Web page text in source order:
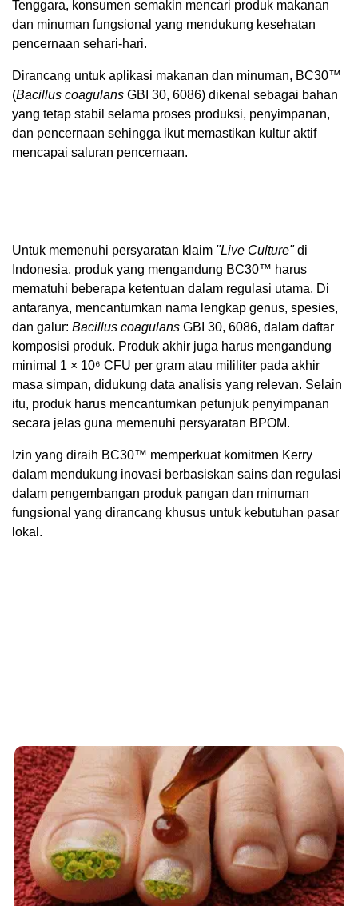
Tenggara, konsumen semakin mencari produk makanan
dan minuman fungsional yang mendukung kesehatan
pencernaan sehari-hari.
Dirancang untuk aplikasi makanan dan minuman, BC30™
(Bacillus coagulans GBI 30, 6086) dikenal sebagai bahan
yang tetap stabil selama proses produksi, penyimpanan,
dan pencernaan sehingga ikut memastikan kultur aktif
mencapai saluran pencernaan.
Untuk memenuhi persyaratan klaim "Live Culture" di
Indonesia, produk yang mengandung BC30™ harus
mematuhi beberapa ketentuan dalam regulasi utama. Di
antaranya, mencantumkan nama lengkap genus, spesies,
dan galur: Bacillus coagulans GBI 30, 6086, dalam daftar
komposisi produk. Produk akhir juga harus mengandung
minimal 1 × 10⁶ CFU per gram atau mililiter pada akhir
masa simpan, didukung data analisis yang relevan. Selain
itu, produk harus mencantumkan petunjuk penyimpanan
secara jelas guna memenuhi persyaratan BPOM.
Izin yang diraih BC30™ memperkuat komitmen Kerry
dalam mendukung inovasi berbasiskan sains dan regulasi
dalam pengembangan produk pangan dan minuman
fungsional yang dirancang khusus untuk kebutuhan pasar
lokal.